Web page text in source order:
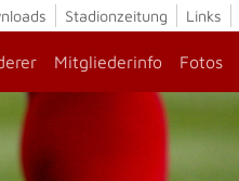
Stadionzeitung Links
Mitgliederinfo Fotos